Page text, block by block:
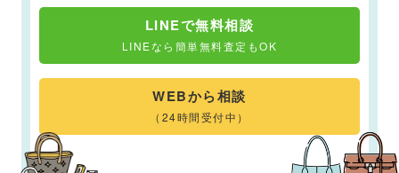
LINEで無料相談
LINEなら簡単無料査定もOK
WEBから相談
（24時間受付中）